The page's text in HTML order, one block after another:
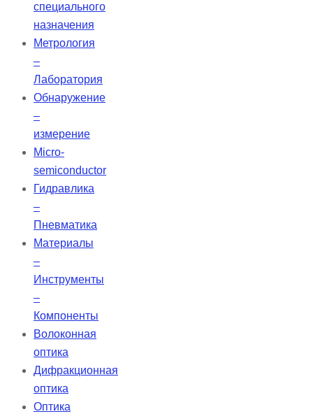
специального
назначения
Метрология
–
Лаборатория
Обнаружение
–
измерение
Micro-
semiconductor
Гидравлика
–
Пневматика
Материалы
–
Инструменты
–
Компоненты
Волоконная
оптика
Дифракционная
оптика
Оптика